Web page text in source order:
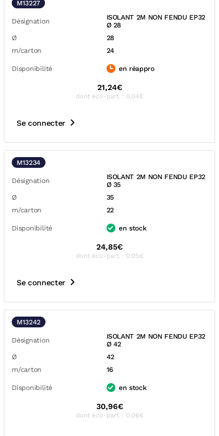
M13227
Désignation
ISOLANT 2M NON FENDU EP32
Ø 28
Ø
28
m/carton
24
Disponibilité en réappro
21,24€
dont éco-part. : 0,04€
Se connecter
M13234
Désignation
ISOLANT 2M NON FENDU EP32
Ø 35
Ø
35
m/carton
22
Disponibilité en stock
24,85€
dont éco-part. : 0,05€
Se connecter
M13242
Désignation
ISOLANT 2M NON FENDU EP32
Ø 42
Ø
42
m/carton
16
Disponibilité en stock
30,96€
dont éco-part. : 0,06€